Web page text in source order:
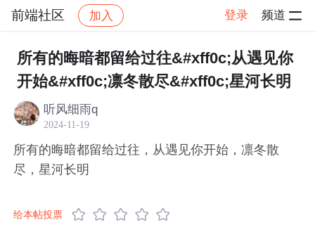
前端社区 加入 登录 频道
社区 前端社区 感慨 帖子详情
所有的晦暗都留给过往&#xff0c;从遇见你
开始&#xff0c;凛冬散尽&#xff0c;星河长明
听风细雨q
2024-11-19
所有的晦暗都留给过往，从遇见你开始，凛冬散
尽，星河长明
给本帖投票